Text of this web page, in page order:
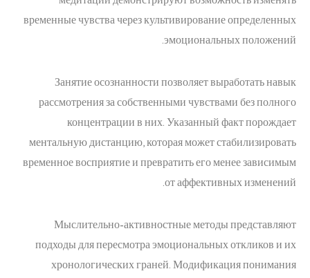
временные чувства через культивирование определенных
эмоциональных положений.
Занятие осознанности позволяет выработать навык
рассмотрения за собственными чувствами без полного
концентрации в них. Указанный факт порождает
ментальную дистанцию, которая может стабилизировать
временное восприятие и превратить его менее зависимым
от аффективных изменений.
Мыслительно-активностные методы представляют
подходы для пересмотра эмоциональных откликов и их
хронологических граней. Модификация понимания